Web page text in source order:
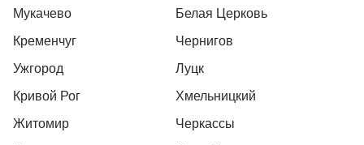
Мукачево
Белая Церковь
Кременчуг
Чернигов
Ужгород
Луцк
Кривой Рог
Хмельницкий
Житомир
Черкассы